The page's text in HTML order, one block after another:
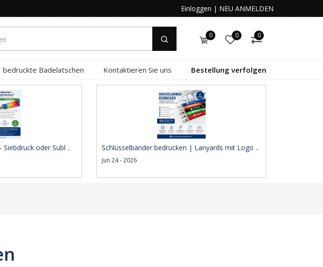
Einloggen | NEU ANMELDEN
0 0 0
bedruckte Badelatschen Kontaktieren Sie uns Bestellung verfolgen
oder Subl .. Schlüsselbänder bedrucken | Lanyards mit Logo ..
Jun 24 - 2026